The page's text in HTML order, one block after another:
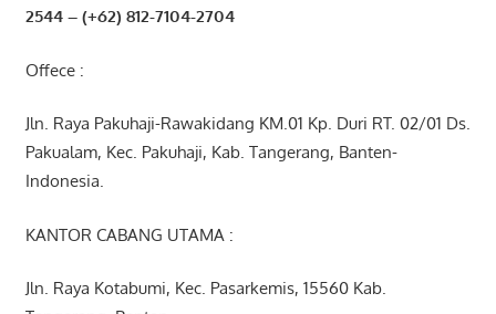
2544– (+62) 812-7104-2704
Offece :
Jln. Raya Pakuhaji-Rawakidang KM.01 Kp. Duri RT. 02/01 Ds.
Pakualam, Kec. Pakuhaji, Kab. Tangerang, Banten-
Indonesia.
KANTOR CABANG UTAMA :
Jln. Raya Kotabumi, Kec. Pasarkemis, 15560 Kab.